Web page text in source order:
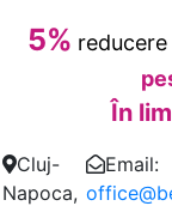
5%
În
Cluj-
Napoca,
Email: